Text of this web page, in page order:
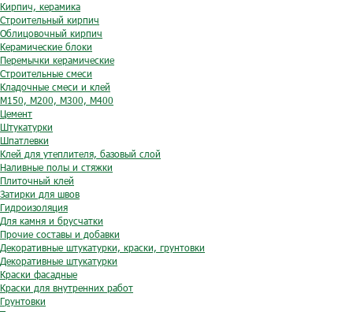
Кирпич, керамика
Строительный кирпич
Облицовочный кирпич
Керамические блоки
Перемычки керамические
Строительные смеси
Кладочные смеси и клей
М150, М200, М300, М400
Цемент
Штукатурки
Шпатлевки
Клей для утеплителя, базовый слой
Наливные полы и стяжки
Плиточный клей
Затирки для швов
Гидроизоляция
Для камня и брусчатки
Прочие составы и добавки
Декоративные штукатурки, краски, грунтовки
Декоративные штукатурки
Краски фасадные
Краски для внутренних работ
Грунтовки